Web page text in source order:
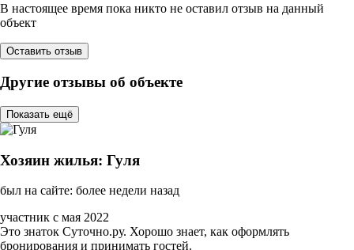
В настоящее время пока никто не оставил отзыв на данный
объект
Оставить отзыв
Другие отзывы об объекте
Показать ещё
Хозяин жилья: Гуля
был на сайте: более недели назад
участник с мая 2022
Это знаток Суточно.ру. Хорошо знает, как оформлять
бронирования и принимать гостей.